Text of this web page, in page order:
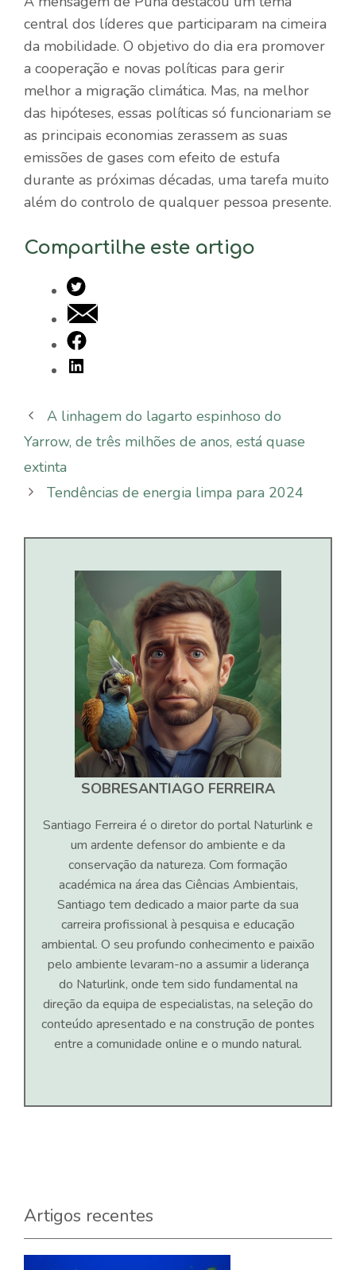
central dos líderes que participaram na cimeira
da mobilidade. O objetivo do dia era promover
a cooperação e novas políticas para gerir
melhor a migração climática. Mas, na melhor
das hipóteses, essas políticas só funcionariam se
as principais economias zerassem as suas
emissões de gases com efeito de estufa
durante as próximas décadas, uma tarefa muito
além do controlo de qualquer pessoa presente.
Compartilhe este artigo
A linhagem do lagarto espinhoso do
Yarrow, de três milhões de anos, está quase
extinta
Tendências de energia limpa para 2024
SOBRESANTIAGO FERREIRA
Santiago Ferreira é o diretor do portal Naturlink e
um ardente defensor do ambiente e da
conservação da natureza. Com formação
académica na área das Ciências Ambientais,
Santiago tem dedicado a maior parte da sua
carreira profissional à pesquisa e educação
ambiental. O seu profundo conhecimento e paixão
pelo ambiente levaram-no a assumir a liderança
do Naturlink, onde tem sido fundamental na
direção da equipa de especialistas, na seleção do
conteúdo apresentado e na construção de pontes
entre a comunidade online e o mundo natural.
Artigos recentes